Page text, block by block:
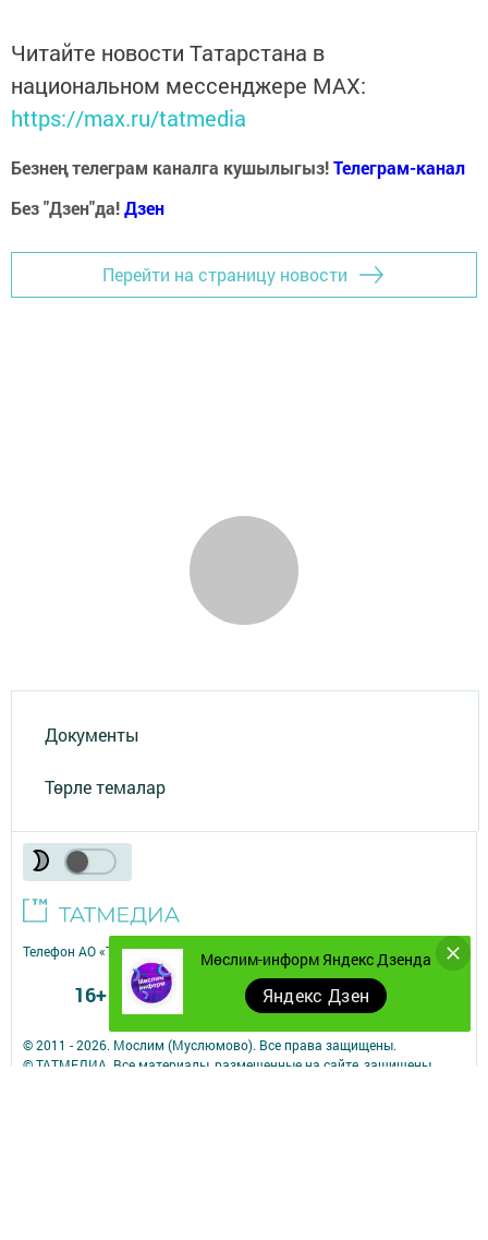
Читайте новости Татарстана в
национальном мессенджере MАХ:
https://max.ru/tatmedia
Безнең телеграм каналга кушылыгыз!Телеграм-канал
Без "Дзен"да!Дзен
Перейти на страницу новости
Документы
Төрле темалар
Мөслим-информ Яндекс Дзенда
Яндекс Дзен
© 2011 - 2026. Мослим (Муслюмово). Все права защищены.
© ТАТМЕДИА. Все материалы, размещенные на сайте, защищены
Телефон АО «ТАТМЕДИА»: (843) 222 09 84
16+